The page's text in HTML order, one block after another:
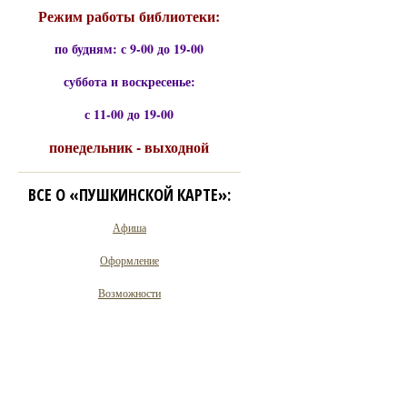
Режим работы библиотеки:
по будням: с 9-00 до 19-00
суббота и воскресенье:
с 11-00 до 19-00
понедельник - выходной
ВСЕ О «ПУШКИНСКОЙ КАРТЕ»:
Афиша
Оформление
Возможности